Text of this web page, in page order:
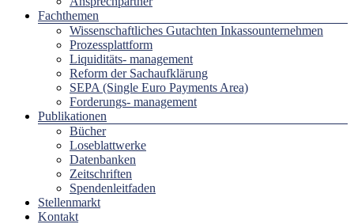
Fachthemen
Wissenschaftliches Gutachten Inkassounternehmen
Prozessplattform
Liquiditäts- management
Reform der Sachaufklärung
SEPA (Single Euro Payments Area)
Forderungs- management
Publikationen
Bücher
Loseblattwerke
Datenbanken
Zeitschriften
Spendenleitfaden
Stellenmarkt
Kontakt